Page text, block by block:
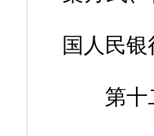
国人民
第十二